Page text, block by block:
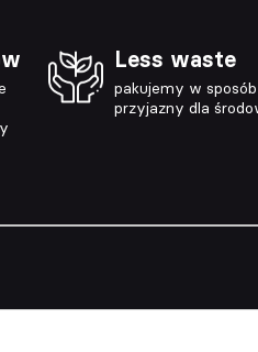
Less waste
pakujemy w sposób
przyjazny dla